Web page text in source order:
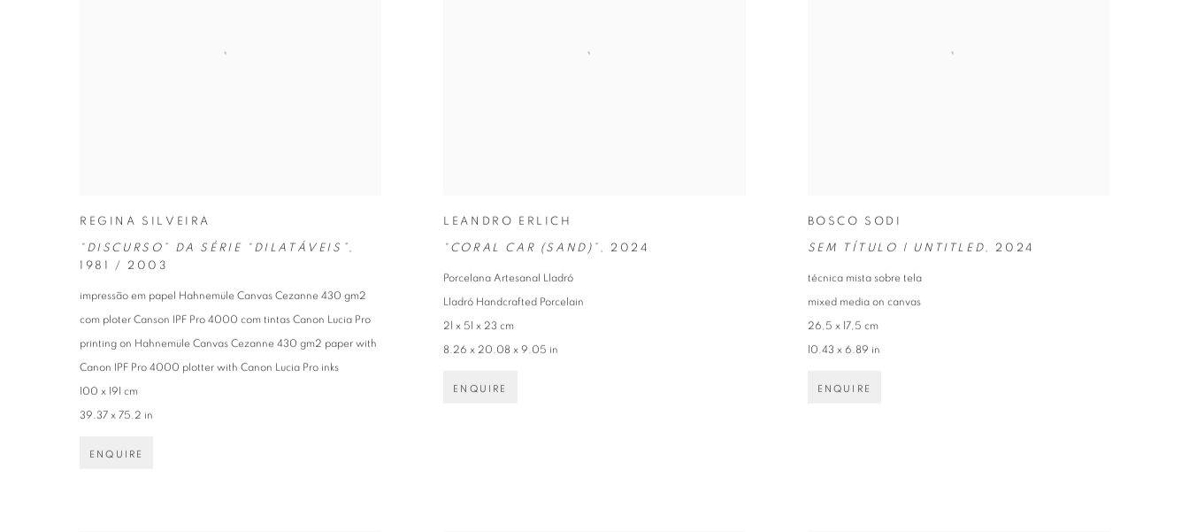
REGINA SILVEIRA
“DISCURSO” DA SÉRIE “DILATÁVEIS” ,
1981 / 2003
impressão em papel Hahnemüle Canvas Cezanne 430 gm2
com ploter Canson IPF Pro 4000 com tintas Canon Lucia Pro
printing on Hahnemüle Canvas Cezanne 430 gm2 paper with
Canon IPF Pro 4000 plotter with Canon Lucia Pro inks
100 x 191 cm
39.37 x 75.2 in
ENQUIRE
LEANDRO ERLICH
“CORAL CAR (SAND)” , 2024
Porcelana Artesanal Lladró
Lladró Handcrafted Porcelain
21 x 51 x 23 cm
8.26 x 20.08 x 9.05 in
ENQUIRE
BOSCO SODI
SEM TÍTULO | UNTITLED, 2024
técnica mista sobre tela
mixed media on canvas
26,5 x 17,5 cm
10.43 x 6.89 in
ENQUIRE